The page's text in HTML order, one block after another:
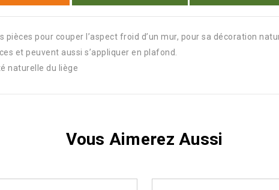
pièces pour couper l’aspect froid d’un mur, pour sa décoration
et peuvent aussi s’appliquer en plafond.
naturelle du liège
Vous Aimerez Aussi